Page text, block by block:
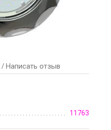
/Написать отзыв
11763